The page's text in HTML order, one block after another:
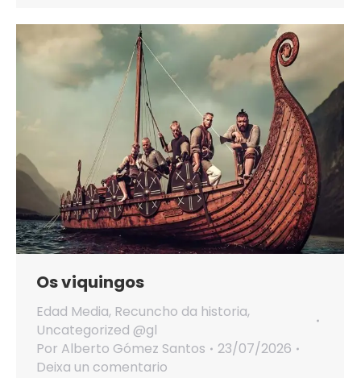
Os viquingos
Edad Media, Recuncho da historia,
Uncategorized @gl
Por Alberto Gómez Santos
23/07/2026
Deixa un comentario